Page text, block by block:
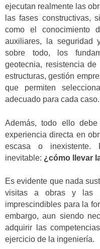
ejecutan realmente las
las fases constructivas,
como el conocimiento
auxiliares, la seguridad
sobre todo, los
geotecnia, resistencia
estructuras, gestión
que permiten
adecuado para cada caso.
Además, todo ello
experiencia directa en
escasa o inexistente.
inevitable: ¿cómo llevar
Es evidente que nada
visitas a obras y las
imprescindibles para la
embargo, aun siendo
adquirir las
ejercicio de la ingeniería.